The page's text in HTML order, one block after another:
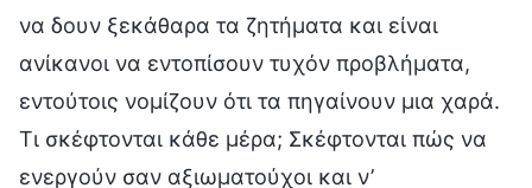
να δουν ξεκάθαρα τα ζητήματα και είναι
ανίκανοι να εντοπίσουν τυχόν προβλήματα,
εντούτοις νομίζουν ότι τα πηγαίνουν μια χαρά.
Τι σκέφτονται κάθε μέρα; Σκέφτονται πώς να
ενεργούν σαν αξιωματούχοι και ν’